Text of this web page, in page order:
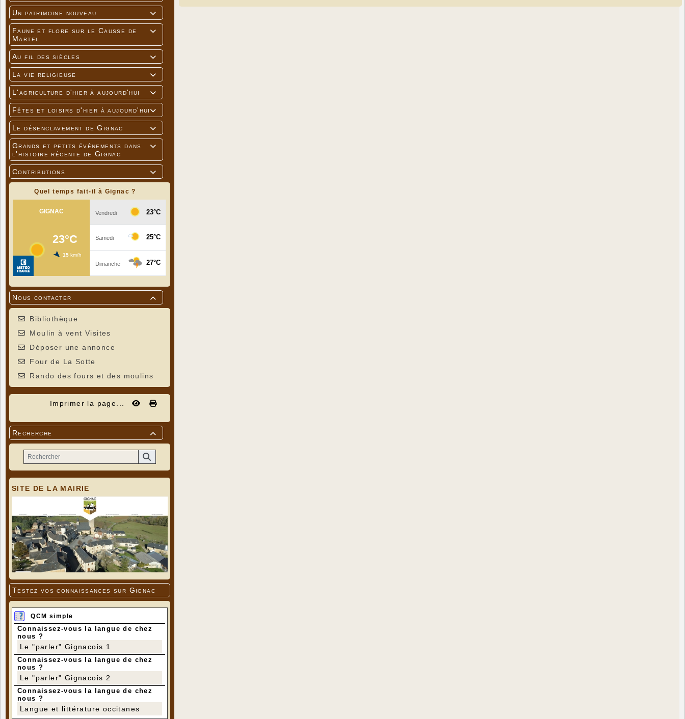

Un patrimoine nouveau

Faune et flore sur le Causse de
Martel

Au fil des siècles

La vie religieuse

L'agriculture d'hier à aujourd'hui

Fêtes et loisirs d'hier à aujourd'hui

Le désenclavement de Gignac

Grands et petits événements dans
l'histoire récente de Gignac

Contributions
Quel temps fait-il à Gignac ?

Nous contacter
Bibliothèque
Moulin à vent Visites
Déposer une annonce
Four de La Sotte
Rando des fours et des moulins
Imprimer la page...

Recherche
SITE DE LA MAIRIE
Testez vos connaissances sur Gignac
QCM simple
Connaissez-vous la langue de chez
nous ?
Le "parler" Gignacois 1
Connaissez-vous la langue de chez
nous ?
Le "parler" Gignacois 2
Connaissez-vous la langue de chez
nous ?
Langue et littérature occitanes